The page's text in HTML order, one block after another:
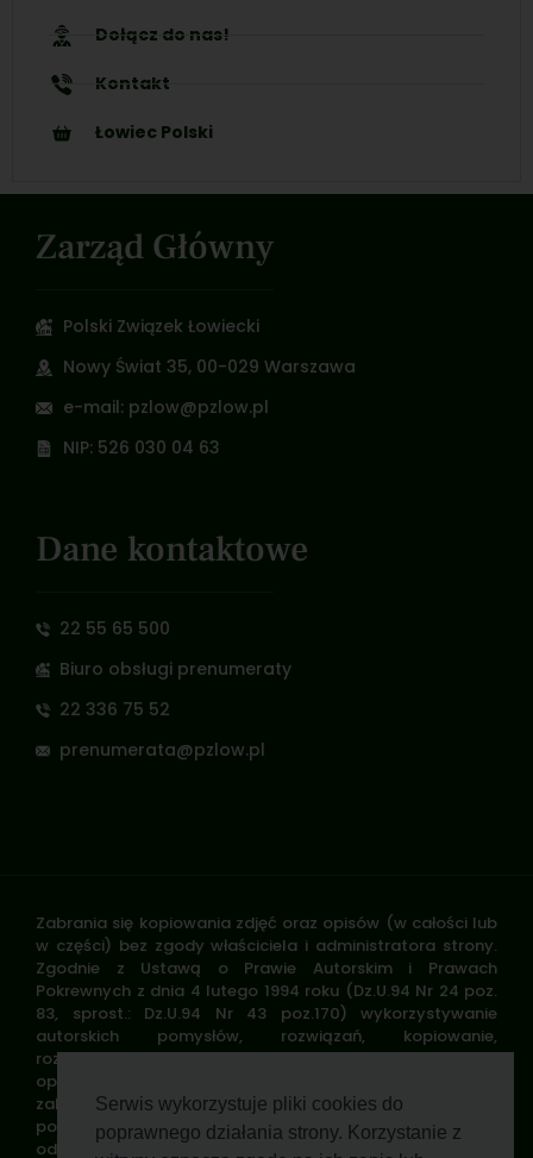
Serwis wykorzystuje pliki cookies do
poprawnego działania strony. Korzystanie z
Dołącz do nas!
Kontakt
Łowiec Polski
Zarząd Główny
Polski Związek Łowiecki
Nowy Świat 35, 00-029 Warszawa
e-mail: pzlow@pzlow.pl
NIP: 526 030 04 63
Dane kontaktowe
22 55 65 500
Biuro obsługi prenumeraty
22 336 75 52
prenumerata@pzlow.pl
Zabrania się kopiowania zdjęć oraz opisów (w całości lub
w części) bez zgody właściciela i administratora strony.
Zgodnie z Ustawą o Prawie Autorskim i Prawach
Pokrewnych z dnia 4 lutego 1994 roku (Dz.U.94 Nr 24 poz.
83, sprost.: Dz.U.94 Nr 43 poz.170) wykorzystywanie
autorskich pomysłów, rozwiązań, kopiowanie,
rozpowszechnianie zdjęć, fragmentów grafiki, tekstów
opisów w celach zarobkowych, bez zezwolenia autora jest
zabronione i stanowi naruszenie praw autorskich oraz
podlega karze. Znaki towarowe i graficzne są własnością
odpowiednich firm i/lub instytucji.